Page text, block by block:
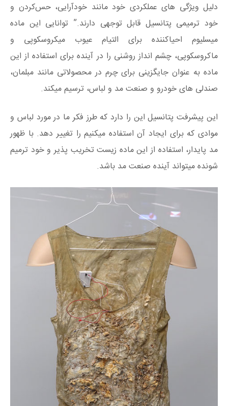
دلیل ویژگی های عملکردی خود مانند خودآرایی، حس‌کردن و
خود ترمیمی پتانسیل قابل توجهی دارند.” توانایی این ماده
میسلیوم احیاکننده برای التیام عیوب میکروسکوپی و
ماکروسکوپی، چشم انداز روشنی را در آینده برای استفاده از این
ماده به عنوان جایگزینی برای چرم در محصولاتی مانند مبلمان،
صندلی های خودرو و صنعت مد و لباس، ترسیم میکند.
این پیشرفت پتانسیل این را دارد که طرز فکر ما در مورد لباس و
موادی که برای ایجاد آن استفاده میکنیم را تغییر دهد. با ظهور
مد پایدار، استفاده از این ماده زیست تخریب پذیر و خود ترمیم
شونده میتواند آینده صنعت مد باشد.